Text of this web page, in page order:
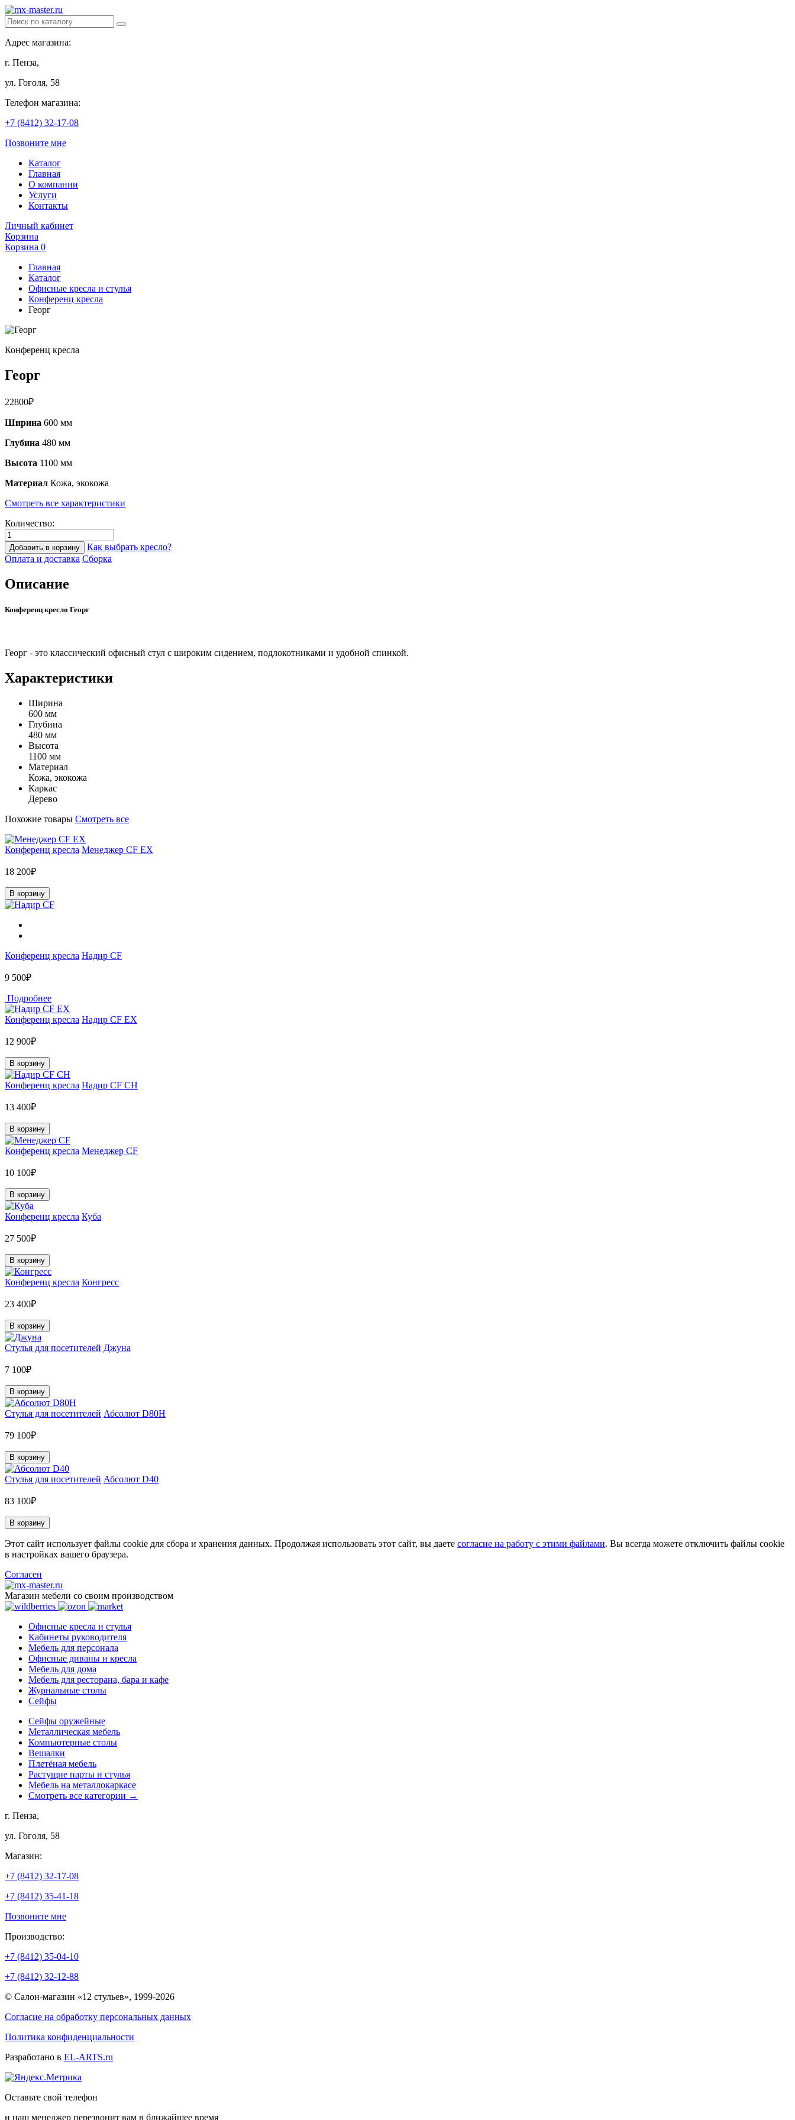
Адрес магазина:
г. Пенза,
ул. Гоголя, 58
Телефон магазина:
+7 (8412) 32-17-08
Позвоните мне
Каталог
Главная
О компании
Услуги
Контакты
Личный кабинет
Корзина
Корзина 0
Главная
Каталог
Офисные кресла и стулья
Конференц кресла
Георг
Конференц кресла
Георг
22800₽
Ширина 600 мм
Глубина 480 мм
Высота 1100 мм
Материал Кожа, экокожа
Смотреть все характеристики
Количество:
Добавить в корзину
Как выбрать кресло?
Оплата и доставка Сборка
Описание
Конференц кресло Георг
Георг - это классический офисный стул с широким сидением, подлокотниками и удобной спинкой.
Характеристики
Ширина
600 мм
Глубина
480 мм
Высота
1100 мм
Материал
Кожа, экокожа
Каркас
Дерево
Похожие товары Смотреть все
Конференц кресла Менеджер CF EX
18 200₽
В корзину
Конференц кресла Надир CF
9 500₽
Подробнее
Конференц кресла Надир CF EX
12 900₽
В корзину
Конференц кресла Надир CF CH
13 400₽
В корзину
Конференц кресла Менеджер CF
10 100₽
В корзину
Конференц кресла Куба
27 500₽
В корзину
Конференц кресла Конгресс
23 400₽
В корзину
Стулья для посетителей Джуна
7 100₽
В корзину
Стулья для посетителей Абсолют D80H
79 100₽
В корзину
Стулья для посетителей Абсолют D40
83 100₽
В корзину
Этот сайт использует файлы cookie для сбора и хранения данных. Продолжая использовать этот сайт, вы даете согласие на работу с этими файлами. Вы всегда можете отключить файлы cookie
в настройках вашего браузера.
Согласен
Магазин мебели со своим производством
Офисные кресла и стулья
Кабинеты руководителя
Мебель для персонала
Офисные диваны и кресла
Мебель для дома
Мебель для ресторана, бара и кафе
Журнальные столы
Сейфы
Сейфы оружейные
Металлическая мебель
Компьютерные столы
Вешалки
Плетёная мебель
Растущие парты и стулья
Мебель на металлокаркасе
Смотреть все категории →
г. Пенза,
ул. Гоголя, 58
Магазин:
+7 (8412) 32-17-08
+7 (8412) 35-41-18
Позвоните мне
Производство:
+7 (8412) 35-04-10
+7 (8412) 32-12-88
© Салон-магазин «12 стульев», 1999-2026
Согласие на обработку персональных данных
Политика конфиденциальности
Разработано в EL-ARTS.ru
Оставьте свой телефон
и наш менеджер перезвонит вам в ближайшее время